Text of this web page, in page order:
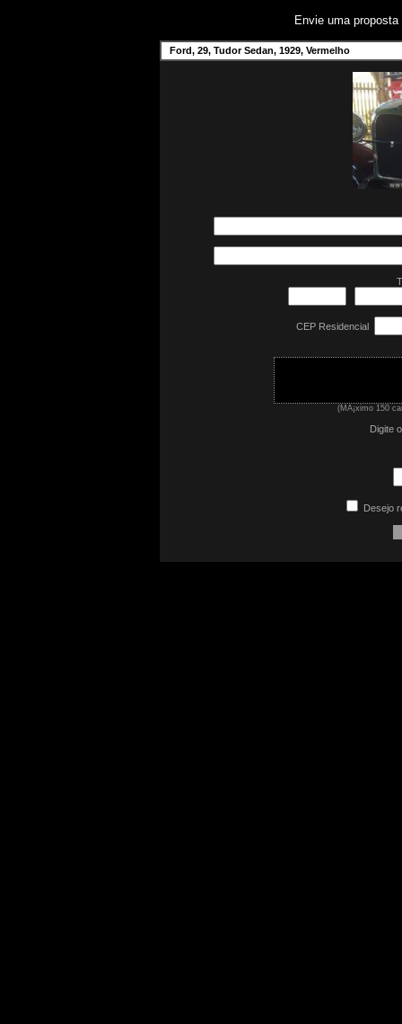
Envie uma
Ford, 29, Tudor Sedan, 1929, Vermelho
CEP Residencial
(MÃ¡ximo 150
Digite
Desejo